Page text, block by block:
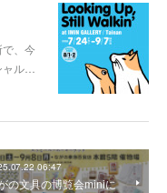
、今
ル…
06:47
の文具の博覧会miniに